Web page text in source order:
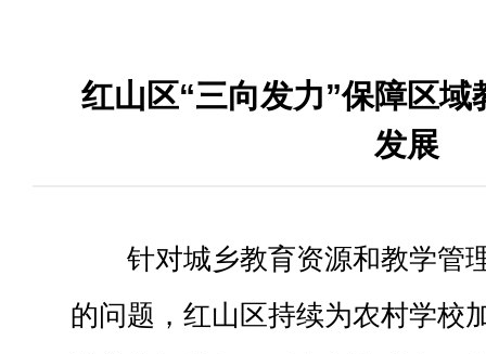
红山区“三向发力”保障区域
发展
针对城乡教育资源和教学管
的问题，红山区持续为农村学校